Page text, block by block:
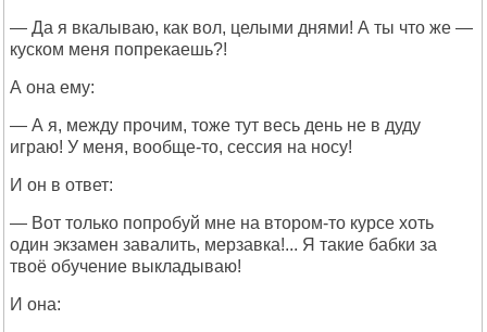
— Да я вкалываю, как вол, целыми днями! А ты что же —
куском меня попрекаешь?!
А она ему:
— А я, между прочим, тоже тут весь день не в дуду
играю! У меня, вообще-то, сессия на носу!
И он в ответ:
— Вот только попробуй мне на втором-то курсе хоть
один экзамен завалить, мерзавка!... Я такие бабки за
твоё обучение выкладываю!
И она: